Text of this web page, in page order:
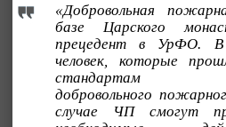
«Добровольная
базе Царского
прецедент в УрФО.
человек, которые
стандартам
добровольного
случае ЧП смогут